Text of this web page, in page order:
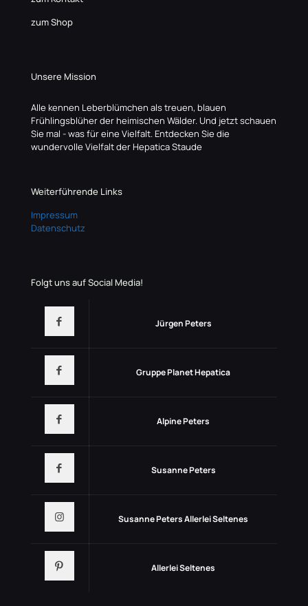
zum Shop
Unsere Mission
Alle kennen Leberblümchen als treuen, blauen
Frühlingsblüher der heimischen Wälder. Und jetzt schauen
Sie mal - was für eine Vielfalt. Entdecken Sie die
wundervolle Vielfalt der Hepatica Staude
Weiterführende Links
Impressum
Datenschutz
Folgt uns auf Social Media!
Jürgen Peters
Gruppe Planet Hepatica
Alpine Peters
Susanne Peters
Susanne Peters Allerlei Seltenes
Allerlei Seltenes